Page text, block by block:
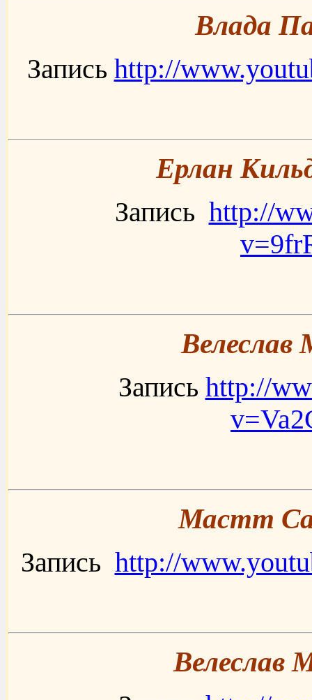
Влада
Запись http://
Ерлан
Запись http://
Велеслав
Запись http://
Мастт
Запись http://
Велеслав